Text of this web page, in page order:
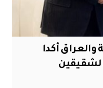
والعراق أكدا